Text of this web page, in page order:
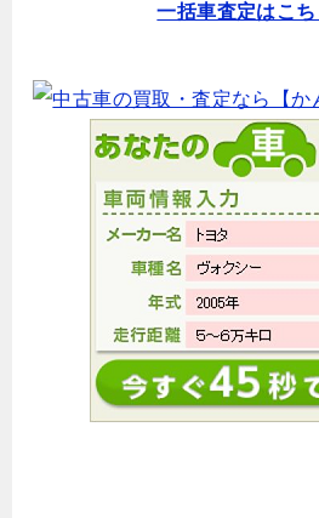
一括車査定はこ